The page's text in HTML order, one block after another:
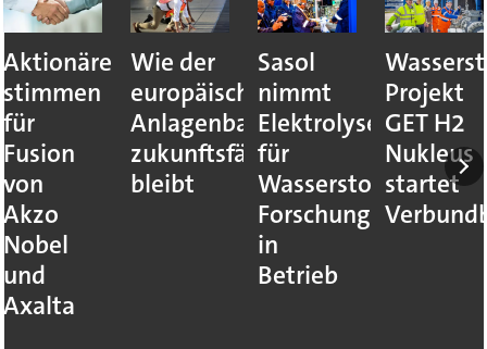
Aktionäre
stimmen
für
Fusion
von
Akzo
Nobel
und
Axalta
Wie der
europäische
Anlagenbau
zukunftsfähig
bleibt
Sasol
nimmt
Elektrolyseur
für
Wasserstoff-
Forschung
in
Betrieb
Projekt
GET H2
Nukleus
startet